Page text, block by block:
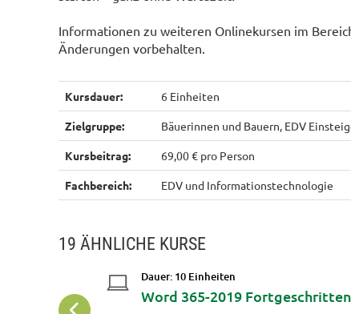
Informationen zu weiteren Onlinekursen im
Änderungen vorbehalten.
Kursdauer: 6 Einheiten
Zielgruppe: Bäuerinnen und Bauern, EDV
Kursbeitrag: 69,00 € pro Person
Fachbereich: EDV und Informationstechnologie
19 ÄHNLICHE KURSE
Dauer: 10 Einheiten
Word 365-2019 Fortgeschritten